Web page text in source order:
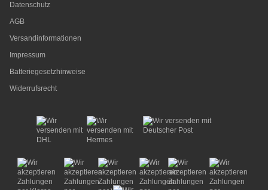
Datenschutz
AGB
Versandinformationen
Impressum
Batteriegesetzhinweise
Widerrufsrecht